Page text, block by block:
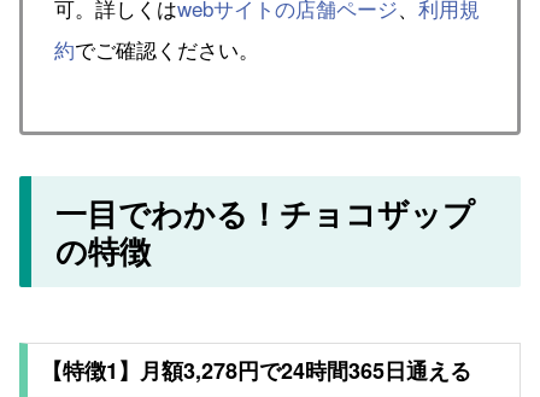
可。詳しくはwebサイトの店舗ページ、 利用規
約でご確認ください。
一目でわかる！チョコザップ
の特徴
【特徴1】月額3,278円で24時間365日通える